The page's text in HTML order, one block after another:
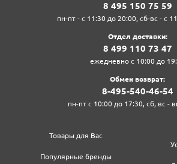
8‍ 4‍9‍5‍ 1‍5‍0‍ 7‍5‍ 5‍9‍
пн-пт - с 11:30 до 20:00, сб-вс - с
Отдел доставки:
8‍ 4‍9‍9‍ 1‍1‍0‍ 7‍3‍ 4‍7‍
ежедневно с 10:00 до
Обмен возврат:
8‍-4‍9‍5‍-5‍4‍0‍-4‍6‍-5‍4‍
пн-пт с 10:00 до 17:30, сб, вс -
Товары для Вас
Популярные бренды